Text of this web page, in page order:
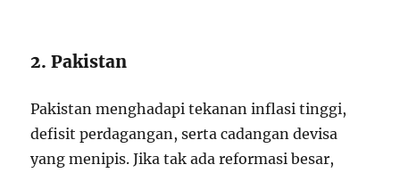
2. Pakistan
Pakistan menghadapi tekanan inflasi tinggi,
defisit perdagangan, serta cadangan devisa
yang menipis. Jika tak ada reformasi besar,